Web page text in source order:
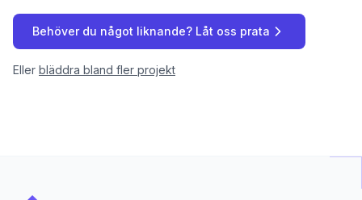
Behöver du något liknande? Låt oss prata
Eller bläddra bland fler projekt